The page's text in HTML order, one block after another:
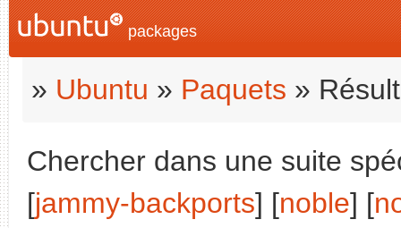
packages
» Ubuntu » Paquets »
Chercher dans une suite
[jammy-backports] [noble] [